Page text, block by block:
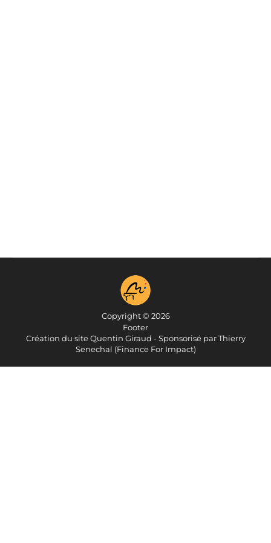
Copyright © 2026
Footer
Création du site Quentin Giraud - Sponsorisé par Thierry
Senechal (Finance For Impact)